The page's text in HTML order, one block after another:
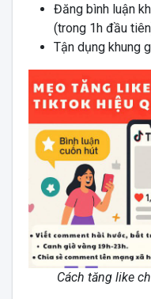
Đăng bình luận
(trong 1h đầu
Tận dụng khung
Cách tăng like